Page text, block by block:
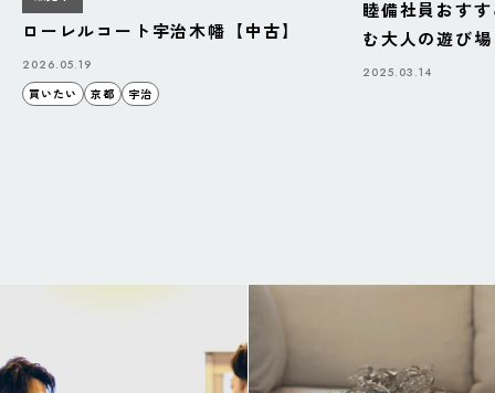
ローレルコート宇治木幡【中古】
2026.05.19
買いたい
京都 宇治
睦備社員おす
む大人の遊び
BAZAAR」
2025.03.14